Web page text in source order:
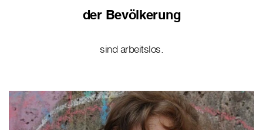
der Bevölkerung
sind arbeitslos.